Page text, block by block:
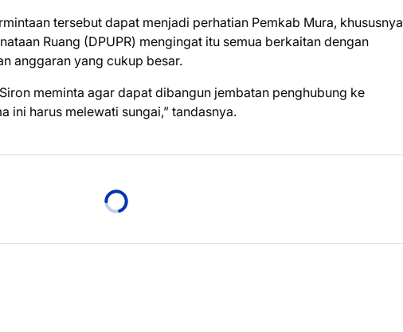
tersebut dapat menjadi perhatian Pemkab Mura, khususnya
Ruang (DPUPR) mengingat itu semua berkaitan dengan
anggaran yang cukup besar.
meminta agar dapat dibangun jembatan penghubung ke
ini harus melewati sungai,” tandasnya.